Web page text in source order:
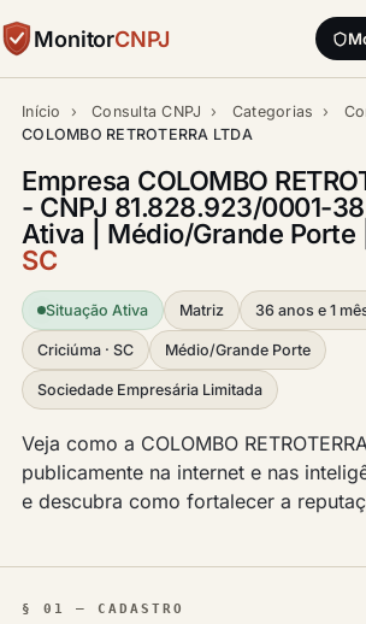
MonitorCNPJ
Início › Consulta CNPJ › Categorias ›
COLOMBO RETROTERRA LTDA
Empresa COLOMBO
- CNPJ 81.828.923/0001-38
Ativa | Médio/Grande Porte
SC
Situação Ativa Matriz 36 anos e 1
Criciúma · SC Médio/Grande Porte
Sociedade Empresária Limitada
Veja como a COLOMBO
publicamente na internet e nas
e descubra como fortalecer a
§ 01 — CADASTRO